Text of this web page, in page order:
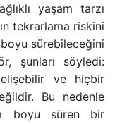
yaşam tarzı
tekrarlama riskini
sürebileceğini
şunları söyledi:
ve hiçbir
Bu nedenle
boyu süren bir